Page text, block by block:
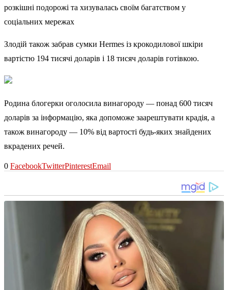
розкішні подорожі та хизувалась своїм багатством у
соціальних мережах
Злодій також забрав сумки Hermes із крокодилової шкіри
вартістю 194 тисячі доларів і 18 тисяч доларів готівкою.
Родина блогерки оголосила винагороду — понад 600 тисяч
доларів за інформацію, яка допоможе заарештувати крадія, а
також винагороду — 10% від вартості будь-яких знайдених
вкрадених речей.
0 FacebookTwitterPinterestEmail